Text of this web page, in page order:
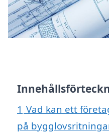
1 Vad kan ett
på